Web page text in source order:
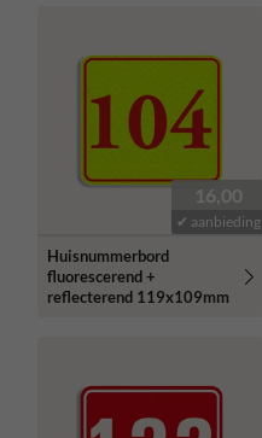
16,00
✔ aanbieding
Huisnummerbord
fluorescerend +
reflecterend 119x109mm